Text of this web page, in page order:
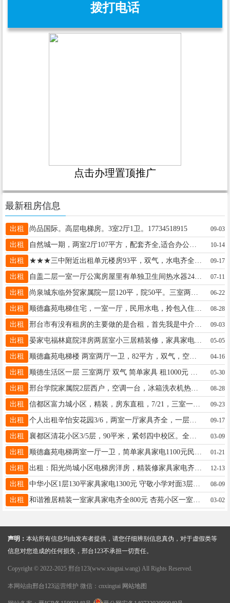
拨打电话
点击办理置顶推广
最新租房信息
出租 尚品国际。高层电梯房。3室2厅1卫。17734518915 09-03
出租 自然城一期，两室2厅107平方，配套齐全,适合办公居住，价格面议，房主电话：18103390289 10-14
出租 ★★★三中附近出租单元楼房93平，双气，水电齐全，全套家具，干净卫生，价格面议电话13180567888★★★ 09-17
出租 自盖二层一室一厅公寓房屋里有单独卫生间热水器24小时能洗澡双人床电脑桌冷热空调无线一月500电话13082025288 07-11
出租 06-22
出租 08-28
出租 09-03
出租 晏家屯福林庭院洋房两居室小三居精装修，家具家电齐全，拎包入住15833295535 05-05
出租 顺德鑫苑电梯楼 两室两厅一卫，82平方，双气，空房，800元，15076864631 04-16
出租 05-30
出租 邢台学院家属院2层西户，空调一台，冰箱洗衣机热水器，无暖气，有天然气，1000元，小房，15531946078 08-28
出租 信都区富力城小区，精装，房东直租，7/21，三室一厅，未入住。拎包入住，停车方便。长租优惠。电话：15931970801 09-23
出租 个人出租辛怡安花园3/6，两室一厅家具齐全，一层有储物间，拎包入住，随时看房，电话13082038202 09-17
出租 襄都区清花小区3/5层，90平米，紧邻四中校区。全套家具家电，水电暖齐全,1300元/月。电话：15930962519 03-09
出租 01-21
出租 12-13
出租 中华小区1层130平家具家电1300元 守敬小学对面3层精装家电1100元 守敬对面4层800元13323095781 08-09
出租 03-02
声明： 本站所有信息均由发布者提供，请您仔细辨别信息真伪，对于虚假类等
信息对您造成的任何损失，邢台123不承担一切责任。
Copyright © 2022-2025 邢台123(www.xingtai.wang) All Rights Reserved.
本网站由邢台123运营维护 微信：cnxingtai 网站地图